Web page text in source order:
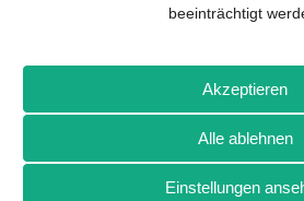
beeinträchtigt
Akzeptieren
Alle ablehnen
Einstellungen
Impressum Datenschutz Kontakt
Mediadaten
Weitere Magazine von Wellhausen
Abonnieren Sie
herunter: „Vom